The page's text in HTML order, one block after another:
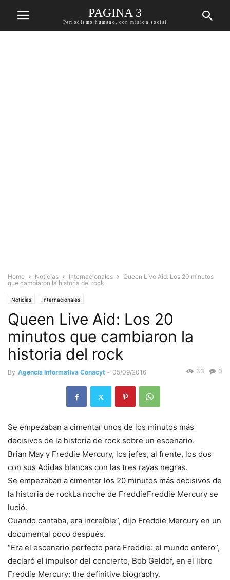
PAGINA 3
Periodismo humano, con mision social
Home Noticias Internacionales
Queen Live Aid: Los 20 minutos
que cambiaron la historia del rock
Noticias Internacionales
Queen Live Aid: Los 20
minutos que cambiaron la
historia del rock
By Agencia Informativa Conacyt - 05/09/2016 0
33
Se empezaban a cimentar unos de los minutos más
decisivos de la historia de rock sobre un escenario.
Brian May y Freddie Mercury, los jefes, al frente, los dos
con sus Adidas blancas con las tres rayas negras.
Se empezaban a cimentar los 20 minutos más decisivos de
la historia de rockLa noche de FreddieFreddie Mercury se
lució.
Cuando cantaba, era increíble”, dijo Freddie Mercury en un
documental poco después.
“Era el escenario perfecto para Freddie: el mundo entero”,
declaró el impulsor del concierto, Bob Geldof, en el libro
Freddie Mercury: the definitive biography.